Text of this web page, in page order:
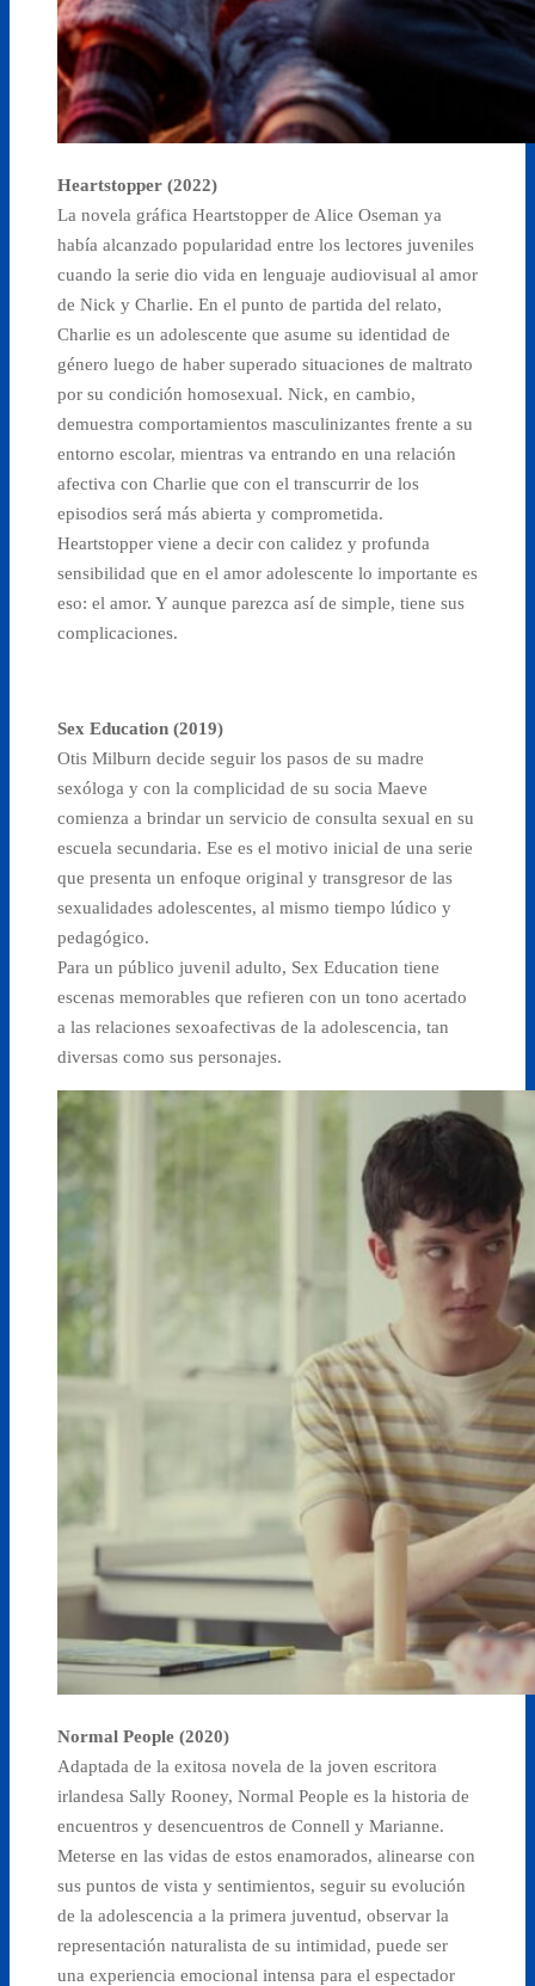
Heartstopper (2022)
La novela gráfica Heartstopper de Alice Oseman ya
había alcanzado popularidad entre los lectores juveniles
cuando la serie dio vida en lenguaje audiovisual al amor
de Nick y Charlie. En el punto de partida del relato,
Charlie es un adolescente que asume su identidad de
género luego de haber superado situaciones de maltrato
por su condición homosexual. Nick, en cambio,
demuestra comportamientos masculinizantes frente a su
entorno escolar, mientras va entrando en una relación
afectiva con Charlie que con el transcurrir de los
episodios será más abierta y comprometida.
Heartstopper viene a decir con calidez y profunda
sensibilidad que en el amor adolescente lo importante es
eso: el amor. Y aunque parezca así de simple, tiene sus
complicaciones.
Sex Education (2019)
Otis Milburn decide seguir los pasos de su madre
sexóloga y con la complicidad de su socia Maeve
comienza a brindar un servicio de consulta sexual en su
escuela secundaria. Ese es el motivo inicial de una serie
que presenta un enfoque original y transgresor de las
sexualidades adolescentes, al mismo tiempo lúdico y
pedagógico.
Para un público juvenil adulto, Sex Education tiene
escenas memorables que refieren con un tono acertado
a las relaciones sexoafectivas de la adolescencia, tan
diversas como sus personajes.
Normal People (2020)
Adaptada de la exitosa novela de la joven escritora
irlandesa Sally Rooney, Normal People es la historia de
encuentros y desencuentros de Connell y Marianne.
Meterse en las vidas de estos enamorados, alinearse con
sus puntos de vista y sentimientos, seguir su evolución
de la adolescencia a la primera juventud, observar la
representación naturalista de su intimidad, puede ser
una experiencia emocional intensa para el espectador